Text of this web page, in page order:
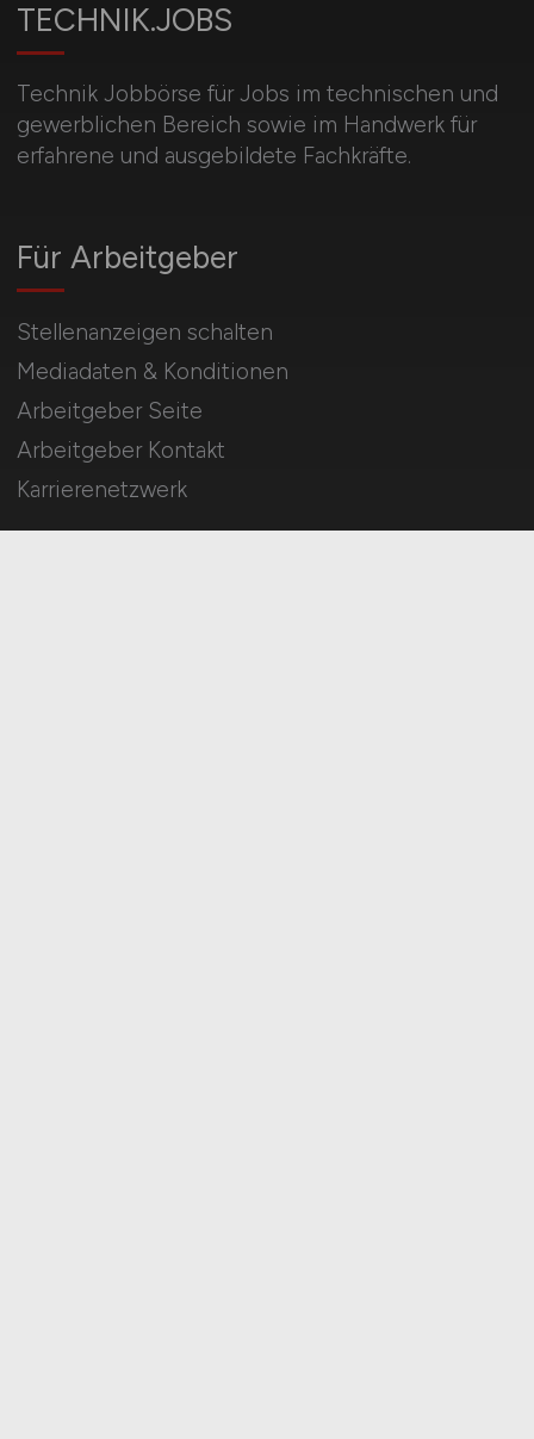
TECHNIK.JOBS
Technik Jobbörse für Jobs im technischen und
gewerblichen Bereich sowie im Handwerk für
erfahrene und ausgebildete Fachkräfte.
Für Arbeitgeber
Stellenanzeigen schalten
Mediadaten & Konditionen
Arbeitgeber Seite
Arbeitgeber Kontakt
Karrierenetzwerk